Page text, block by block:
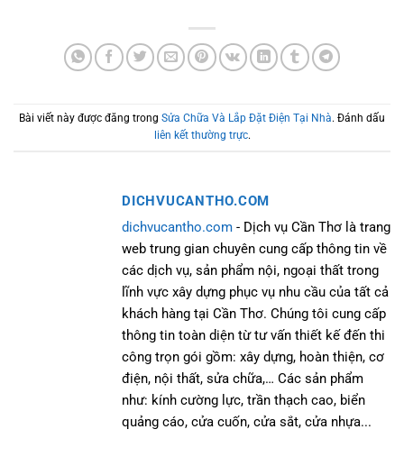
Bài viết này được đăng trong Sửa Chữa Và Lắp Đặt Điện Tại Nhà. Đánh dấu
liên kết thường trực.
DICHVUCANTHO.COM
dichvucantho.com - Dịch vụ Cần Thơ là trang
web trung gian chuyên cung cấp thông tin về
các dịch vụ, sản phẩm nội, ngoại thất trong
lĩnh vực xây dựng phục vụ nhu cầu của tất cả
khách hàng tại Cần Thơ. Chúng tôi cung cấp
thông tin toàn diện từ tư vấn thiết kế đến thi
công trọn gói gồm: xây dựng, hoàn thiện, cơ
điện, nội thất, sửa chữa,… Các sản phẩm
như: kính cường lực, trần thạch cao, biển
quảng cáo, cửa cuốn, cửa sắt, cửa nhựa...